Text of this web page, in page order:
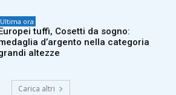
Ultima ora
tuffi, Cosetti da sogno:
d’argento nella categoria
altezze
Carica altri